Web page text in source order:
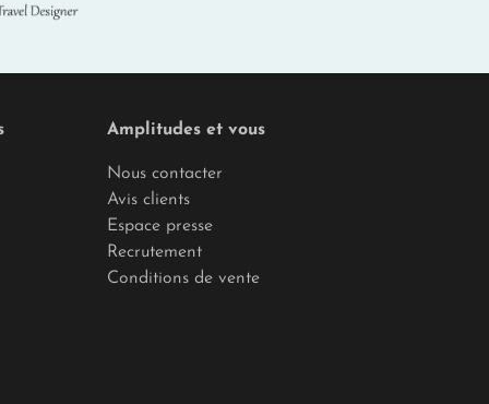
Amplitudes et vous
Nous contacter
Avis clients
Espace presse
Recrutement
Conditions de vente